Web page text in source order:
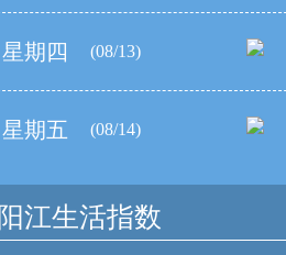
星期四 (08/13)
星期五 (08/14)
阳江生活指数